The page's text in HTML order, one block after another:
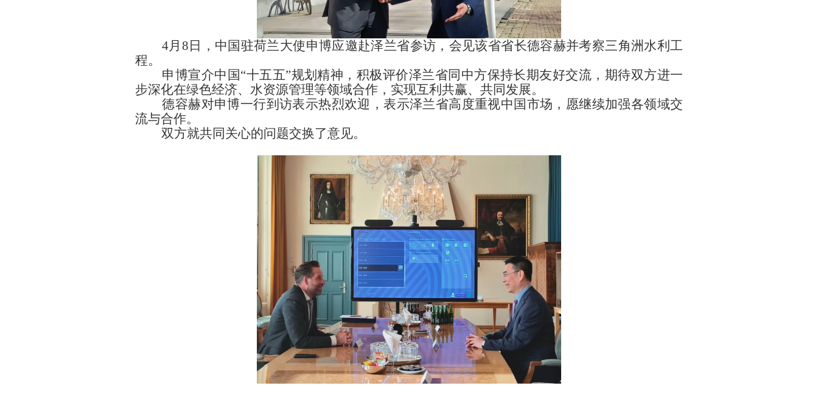
4月8日，中国驻荷兰大使申博应邀赴泽兰省参访，会见该省省长德容赫并考察三角洲水利工
程。
申博宣介中国“十五五”规划精神，积极评价泽兰省同中方保持长期友好交流，期待双方进一
步深化在绿色经济、水资源管理等领域合作，实现互利共赢、共同发展。
德容赫对申博一行到访表示热烈欢迎，表示泽兰省高度重视中国市场，愿继续加强各领域交
流与合作。
双方就共同关心的问题交换了意见。